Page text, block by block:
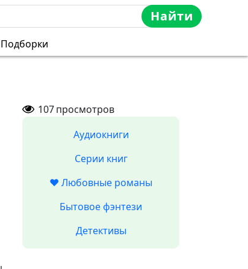
Найти
Подборки
107просмотров
Аудиокниги
Серии книг
❤️ Любовные романы
Бытовое фэнтези
Детективы